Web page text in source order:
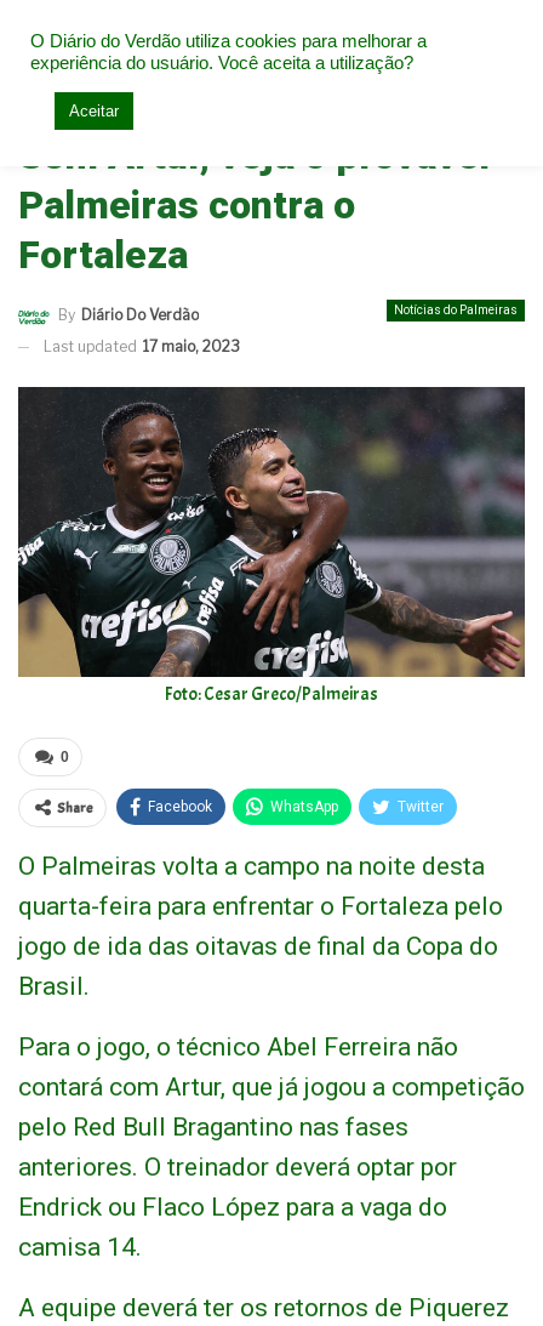
Home Notícias do Palmeiras
Sem Artur, veja o provável
Palmeiras contra o
Fortaleza
Notícias do Palmeiras
By Diário Do Verdão
Last updated 17 maio, 2023
Foto: Cesar Greco/Palmeiras
0
Share Facebook WhatsApp Twitter
O Palmeiras volta a campo na noite desta
quarta-feira para enfrentar o Fortaleza pelo
jogo de ida das oitavas de final da Copa do
Brasil.
Para o jogo, o técnico Abel Ferreira não
contará com Artur, que já jogou a competição
pelo Red Bull Bragantino nas fases
anteriores. O treinador deverá optar por
Endrick ou Flaco López para a vaga do
camisa 14.
A equipe deverá ter os retornos de Piquerez
O Diário do Verdão utiliza cookies para melhorar a
experiência do usuário. Você aceita a utilização?
Aceitar